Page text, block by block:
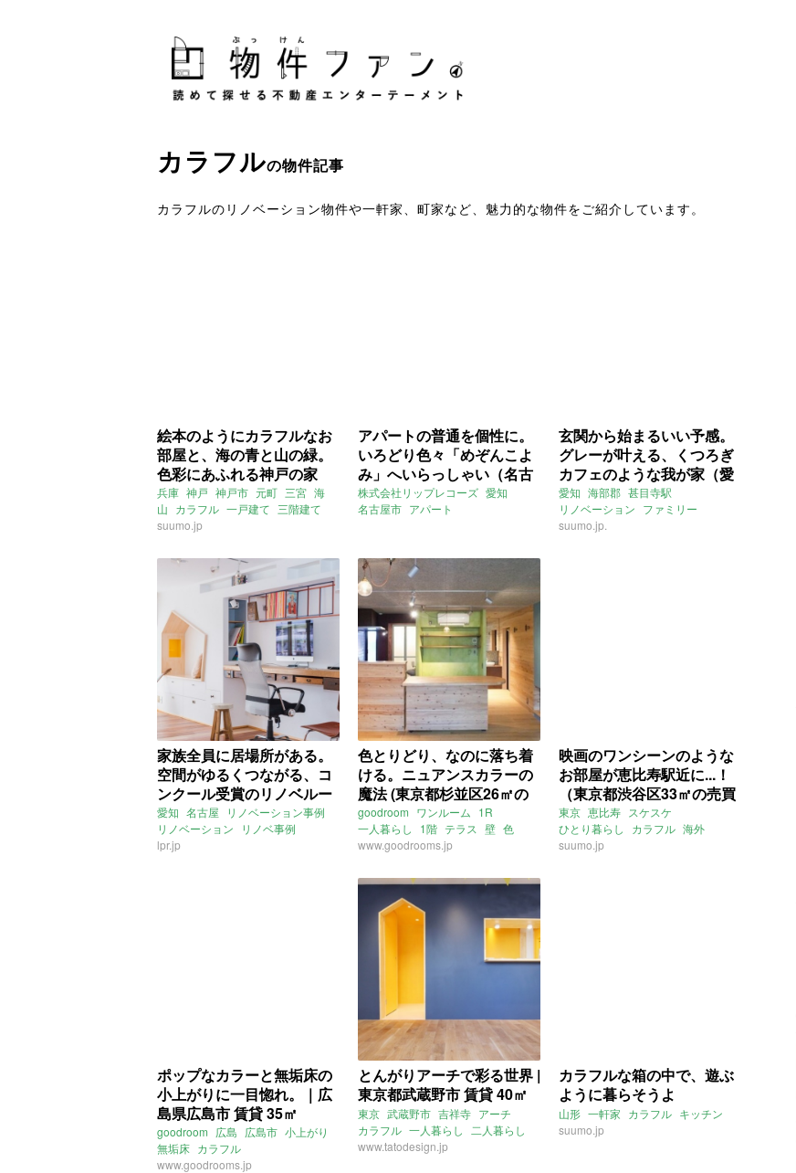
カラフルの物件記事
カラフルのリノベーション物件や一軒家、町家など、魅力的な物件をご紹介しています。
絵本のようにカラフルなお
部屋と、海の青と山の緑。
色彩にあふれる神戸の家
（神戸市中央区126㎡の売
買物件）
兵庫 神戸 神戸市 元町 三宮 海
山 カラフル 一戸建て 三階建て
ビルトインガレージ
suumo.jp
アパートの普通を個性に。
いろどり色々「めぞんこよ
み」へいらっしゃい（名古
屋市北区34.4㎡～の賃貸物
件）
株式会社リップレコーズ 愛知
名古屋市 アパート
玄関から始まるいい予感。
グレーが叶える、くつろぎ
カフェのような我が家（愛
知県海部郡59㎡の賃貸物
件）
愛知 海部郡 甚目寺駅
リノベーション ファミリー
ナチュラル
suumo.jp.
家族全員に居場所がある。
空間がゆるくつながる、コ
ンクール受賞のリノベルー
ム。（名古屋市北区のリノ
ベーション事例）
愛知 名古屋
リノベーション事例
リノベーション
リノベ事例
カラフル
lpr.jp
色とりどり、なのに落ち着
ける。ニュアンスカラーの
魔法 (東京都杉並区26㎡の
賃貸物件)
goodroom ワンルーム 1R
一人暮らし
1階 テラス 壁 色
カラフル トイレ ウッド
中央本線 阿佐ヶ谷駅
西武鉄道新宿線
下井草駅
鷲ノ宮駅 ライター：増成かおり
www.goodrooms.jp
映画のワンシーンのような
お部屋が恵比寿駅近に...！
（東京都渋谷区33㎡の売買
物件）
東京 恵比寿 スケスケ
ひとり暮らし
カラフル 海外
大家女子
suumo.jp
ポップなカラーと無垢床の
小上がりに一目惚れ。｜広
島県広島市 賃貸 35㎡
goodroom 広島 広島市 小上がり
無垢床 カラフル
www.goodrooms.jp
とんがりアーチで彩る世界 |
東京都武蔵野市 賃貸 40㎡
東京 武蔵野市 吉祥寺 アーチ
カラフル 一人暮らし
二人暮らし
www.tatodesign.jp
カラフルな箱の中で、遊ぶ
ように暮らそうよ
山形 一軒家 カラフル キッチン
suumo.jp